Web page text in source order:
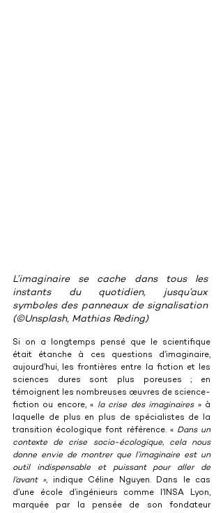
L’imaginaire se cache dans tous les
instants du quotidien, jusqu’aux
symboles des panneaux de signalisation
(©Unsplash, Mathias Reding)
Si on a longtemps pensé que le scientifique
était étanche à ces questions d’imaginaire,
aujourd’hui, les frontières entre la fiction et les
sciences dures sont plus poreuses ; en
témoignent les nombreuses œuvres de science-
fiction ou encore, « la crise des imaginaires » à
laquelle de plus en plus de spécialistes de la
transition écologique font référence. « Dans un
contexte de crise socio-écologique, cela nous
donne envie de montrer que l’imaginaire est un
outil indispensable et puissant pour aller de
l’avant », indique Céline Nguyen. Dans le cas
d’une école d’ingénieurs comme l’INSA Lyon,
marquée par la pensée de son fondateur